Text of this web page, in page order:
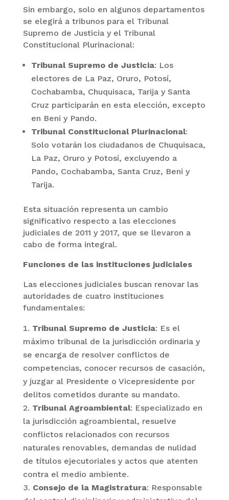
Sin embargo, solo en algunos departamentos
se elegirá a tribunos para el Tribunal
Supremo de Justicia y el Tribunal
Constitucional Plurinacional:
Tribunal Supremo de Justicia: Los
electores de La Paz, Oruro, Potosí,
Cochabamba, Chuquisaca, Tarija y Santa
Cruz participarán en esta elección, excepto
en Beni y Pando.
Tribunal Constitucional Plurinacional:
Solo votarán los ciudadanos de Chuquisaca,
La Paz, Oruro y Potosí, excluyendo a
Pando, Cochabamba, Santa Cruz, Beni y
Tarija.
Esta situación representa un cambio
significativo respecto a las elecciones
judiciales de 2011 y 2017, que se llevaron a
cabo de forma integral.
Funciones de las instituciones judiciales
Las elecciones judiciales buscan renovar las
autoridades de cuatro instituciones
fundamentales:
Tribunal Supremo de Justicia: Es el
máximo tribunal de la jurisdicción ordinaria y
se encarga de resolver conflictos de
competencias, conocer recursos de casación,
y juzgar al Presidente o Vicepresidente por
delitos cometidos durante su mandato.
Tribunal Agroambiental: Especializado en
la jurisdicción agroambiental, resuelve
conflictos relacionados con recursos
naturales renovables, demandas de nulidad
de títulos ejecutoriales y actos que atenten
contra el medio ambiente.
Consejo de la Magistratura: Responsable